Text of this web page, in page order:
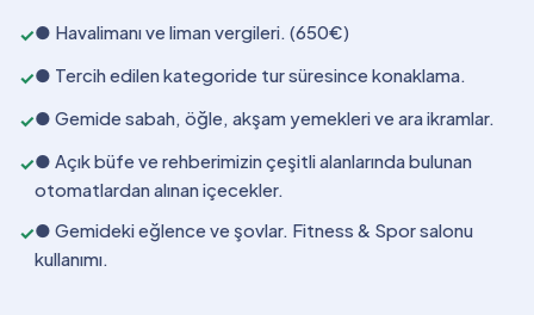
✓● Havalimanı ve liman vergileri. (650€)
✓● Tercih edilen kategoride tur süresince konaklama.
✓● Gemide sabah, öğle, akşam yemekleri ve ara ikramlar.
✓● Açık büfe ve rehberimizin çeşitli alanlarında bulunan
otomatlardan alınan içecekler.
✓● Gemideki eğlence ve şovlar. Fitness & Spor salonu
kullanımı.